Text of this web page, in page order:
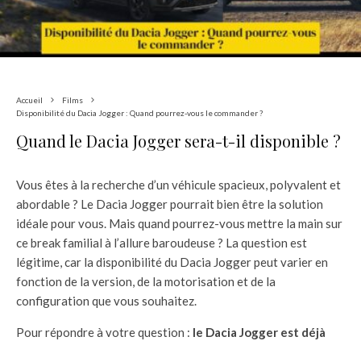
Accueil
Films
Disponibilité du Dacia Jogger : Quand pourrez-vous le commander ?
Quand le Dacia Jogger sera-t-il disponible ?
Vous êtes à la recherche d’un véhicule spacieux, polyvalent et
abordable ? Le Dacia Jogger pourrait bien être la solution
idéale pour vous. Mais quand pourrez-vous mettre la main sur
ce break familial à l’allure baroudeuse ? La question est
légitime, car la disponibilité du Dacia Jogger peut varier en
fonction de la version, de la motorisation et de la
configuration que vous souhaitez.
Pour répondre à votre question : le Dacia Jogger est déjà